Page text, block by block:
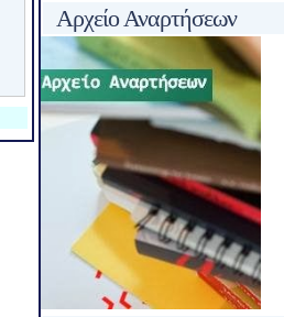
Αρχείο Αναρτήσεων